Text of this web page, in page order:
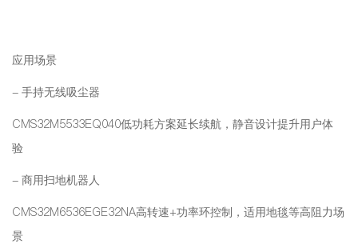
应用场景
- 手持无线吸尘器
CMS32M5533EQ040低功耗方案延长续航，静音设计提升用户体
验
- 商用扫地机器人
CMS32M6536EGE32NA高转速+功率环控制，适用地毯等高阻力场
景